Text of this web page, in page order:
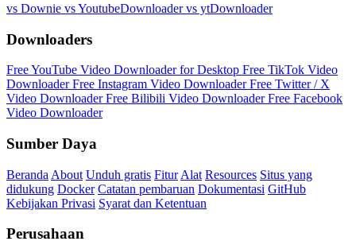
vs Downie vs YoutubeDownloadervs ytDownloader
Downloaders
Free YouTube Video Downloader for Desktop Free TikTok Video
DownloaderFree Instagram Video DownloaderFree Twitter / X
Video DownloaderFree Bilibili Video DownloaderFree Facebook
Video Downloader
Sumber Daya
Beranda About Unduh gratis Fitur Alat Resources Situs yang
didukung Docker Catatan pembaruan Dokumentasi GitHub
Kebijakan Privasi Syarat dan Ketentuan
Perusahaan